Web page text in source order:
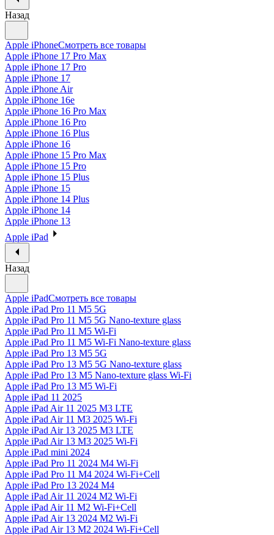
Назад
Apple iPhoneСмотреть все товары
Apple iPhone 17 Pro Max
Apple iPhone 17 Pro
Apple iPhone 17
Apple iPhone Air
Apple iPhone 16e
Apple iPhone 16 Pro Max
Apple iPhone 16 Pro
Apple iPhone 16 Plus
Apple iPhone 16
Apple iPhone 15 Pro Max
Apple iPhone 15 Pro
Apple iPhone 15 Plus
Apple iPhone 15
Apple iPhone 14 Plus
Apple iPhone 14
Apple iPhone 13
Apple iPad
Назад
Apple iPadСмотреть все товары
Apple iPad Pro 11 M5 5G
Apple iPad Pro 11 M5 5G Nano-texture glass
Apple iPad Pro 11 M5 Wi-Fi
Apple iPad Pro 11 M5 Wi-Fi Nano-texture glass
Apple iPad Pro 13 M5 5G
Apple iPad Pro 13 M5 5G Nano-texture glass
Apple iPad Pro 13 M5 Nano-texture glass Wi-Fi
Apple iPad Pro 13 M5 Wi-Fi
Apple iPad 11 2025
Apple iPad Air 11 2025 M3 LTE
Apple iPad Air 11 M3 2025 Wi-Fi
Apple iPad Air 13 2025 M3 LTE
Apple iPad Air 13 M3 2025 Wi-Fi
Apple iPad mini 2024
Apple iPad Pro 11 2024 M4 Wi-Fi
Apple iPad Pro 11 M4 2024 Wi-Fi+Cell
Apple iPad Pro 13 2024 M4
Apple iPad Air 11 2024 M2 Wi-Fi
Apple iPad Air 11 M2 Wi-Fi+Cell
Apple iPad Air 13 2024 M2 Wi-Fi
Apple iPad Air 13 M2 2024 Wi-Fi+Cell